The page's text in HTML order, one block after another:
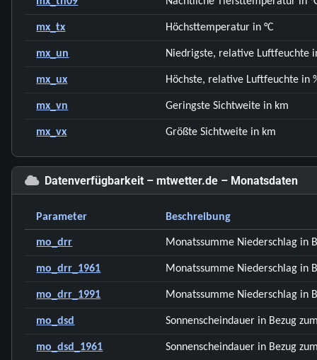
mx_tx Höchsttemperatur in °C
mx_un Niedrigste, relative Luftfeuchte
mx_ux Höchste, relative Luftfeuchte in
mx_vn Geringste Sichtweite in km
mx_vx Größte Sichtweite in km
Datenverfügbarkeit – mtwetter.de – Monatsdaten
Parameter Beschreibung
mo_drr Monatssumme Niederschlag in
mo_drr_1961 Monatssumme Niederschlag in
mo_drr_1991 Monatssumme Niederschlag in
mo_dsd Sonnenscheindauer in Bezug
mo_dsd_1961 Sonnenscheindauer in Bezug